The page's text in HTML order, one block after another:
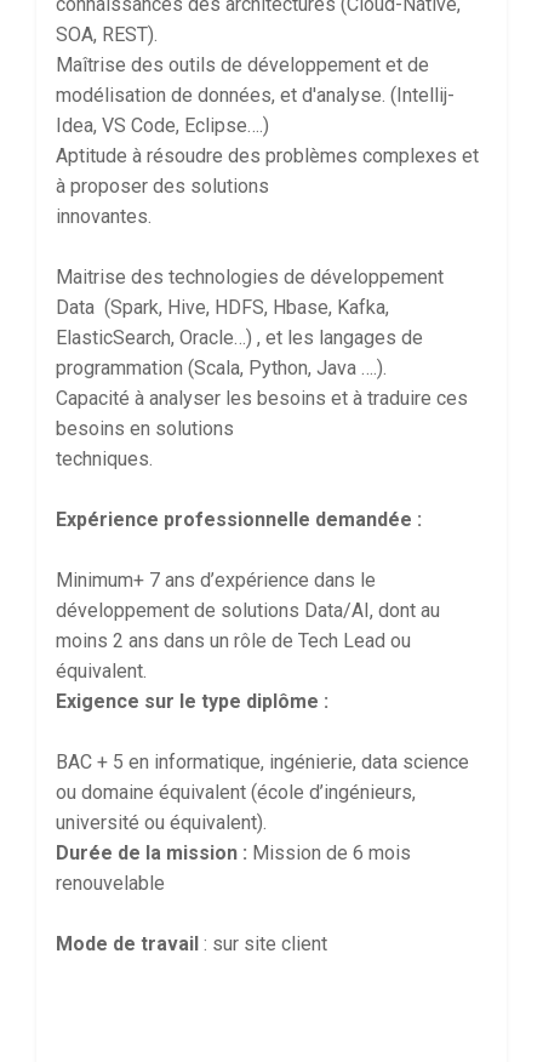
SOA, REST).
Maîtrise des outils de développement et de
modélisation de données, et d'analyse. (Intellij-
Idea, VS Code, Eclipse….)
Aptitude à résoudre des problèmes complexes et
à proposer des solutions
innovantes.
Maitrise des technologies de développement
Data (Spark, Hive, HDFS, Hbase, Kafka,
ElasticSearch, Oracle…) , et les langages de
programmation (Scala, Python, Java ….).
Capacité à analyser les besoins et à traduire ces
besoins en solutions
techniques.
Expérience professionnelle demandée :
Minimum+ 7 ans d’expérience dans le
développement de solutions Data/AI, dont au
moins 2 ans dans un rôle de Tech Lead ou
équivalent.
Exigence sur le type diplôme :
BAC + 5 en informatique, ingénierie, data science
ou domaine équivalent (école d’ingénieurs,
université ou équivalent).
Durée de la mission : Mission de 6 mois
renouvelable
Mode de travail : sur site client